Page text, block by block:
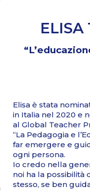
ELISA
Elisa è stata
in Italia nel 2020 e
al Global Teacher
“La Pedagogia e
far emergere e
ogni persona.
Io credo nella
noi ha la possibilità
stesso, se ben